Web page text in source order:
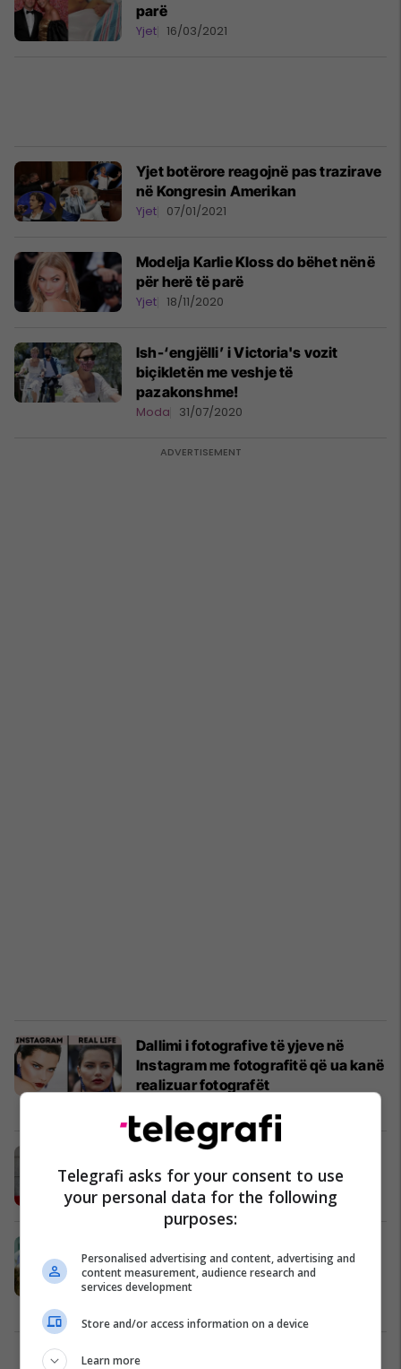
parë
Yjet 16/03/2021
Yjet botërore reagojnë pas trazirave
në Kongresin Amerikan
Yjet 07/01/2021
Modelja Karlie Kloss do bëhet nënë
për herë të parë
Yjet 18/11/2020
Ish-‘engjëlli’ i Victoria's vozit
biçikletën me veshje të
pazakonshme!
Moda 31/07/2020
Dallimi i fotografive të yjeve në
Instagram me fotografitë që ua kanë
realizuar fotografët
Njëzetedy të famshmit, gjatësia e të
cilëve është mbi mesataren
Yjet 08/02/2020
famshmëve dhe me çfarë merren
ata?
Telegrafi asks for your consent to use
your personal data for the following
purposes:
Personalised advertising and content, advertising and
content measurement, audience research and
services development
Store and/or access information on a device
Learn more